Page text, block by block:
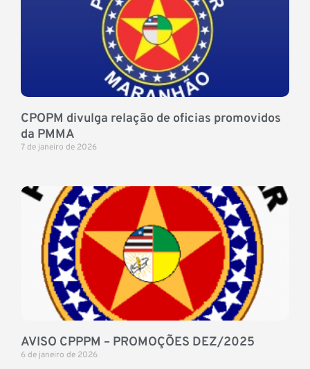
CPOPM divulga relação de oficias promovidos
da PMMA
7 de janeiro de 2026
AVISO CPPPM – PROMOÇÕES DEZ/2025
6 de janeiro de 2026